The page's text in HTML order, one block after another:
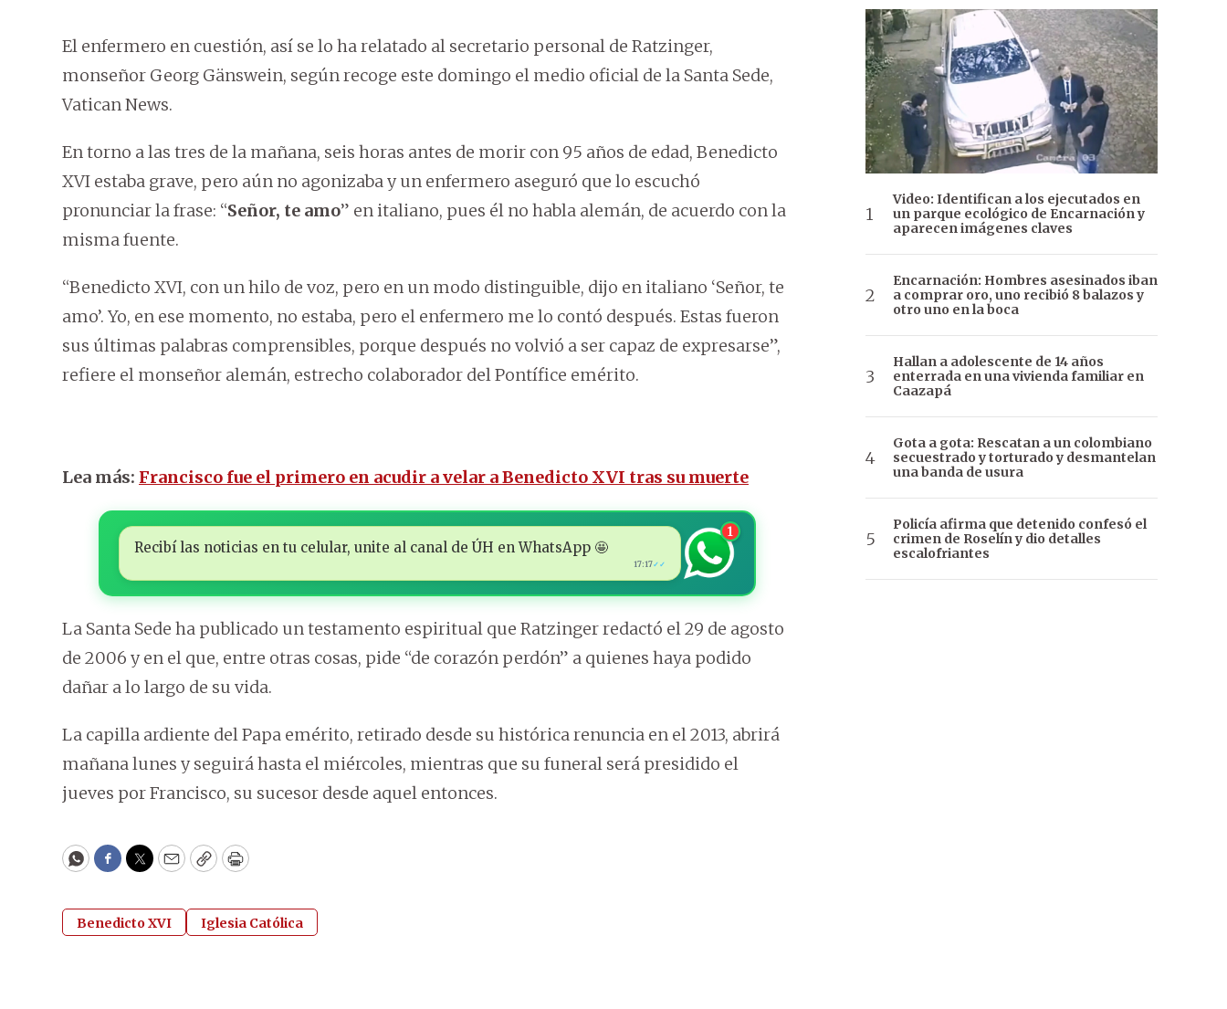
El enfermero en cuestión, así se lo ha relatado al secretario personal de Ratzinger,
monseñor Georg Gänswein, según recoge este domingo el medio oficial de la Santa Sede,
Vatican News.
En torno a las tres de la mañana, seis horas antes de morir con 95 años de edad, Benedicto
XVI estaba grave, pero aún no agonizaba y un enfermero aseguró que lo escuchó
pronunciar la frase: “Señor, te amo” en italiano, pues él no habla alemán, de acuerdo con la
misma fuente.
“Benedicto XVI, con un hilo de voz, pero en un modo distinguible, dijo en italiano ‘Señor, te
amo’. Yo, en ese momento, no estaba, pero el enfermero me lo contó después. Estas fueron
sus últimas palabras comprensibles, porque después no volvió a ser capaz de expresarse”,
refiere el monseñor alemán, estrecho colaborador del Pontífice emérito.
Lea más: Francisco fue el primero en acudir a velar a Benedicto XVI tras su muerte
Recibí las noticias en tu celular, unite al canal de ÚH en WhatsApp 🤩
17:17✓✓
1
La Santa Sede ha publicado un testamento espiritual que Ratzinger redactó el 29 de agosto
de 2006 y en el que, entre otras cosas, pide “de corazón perdón” a quienes haya podido
dañar a lo largo de su vida.
La capilla ardiente del Papa emérito, retirado desde su histórica renuncia en el 2013, abrirá
mañana lunes y seguirá hasta el miércoles, mientras que su funeral será presidido el
jueves por Francisco, su sucesor desde aquel entonces.
WhatsApp
Facebook
Twitter
EmailCopyPrint
Benedicto XVI Iglesia Católica
Video: Identifican a los ejecutados en
un parque ecológico de Encarnación y
aparecen imágenes claves
Encarnación: Hombres asesinados iban
a comprar oro, uno recibió 8 balazos y
otro uno en la boca
Hallan a adolescente de 14 años
enterrada en una vivienda familiar en
Caazapá
Gota a gota: Rescatan a un colombiano
secuestrado y torturado y desmantelan
una banda de usura
Policía afirma que detenido confesó el
crimen de Roselín y dio detalles
escalofriantes